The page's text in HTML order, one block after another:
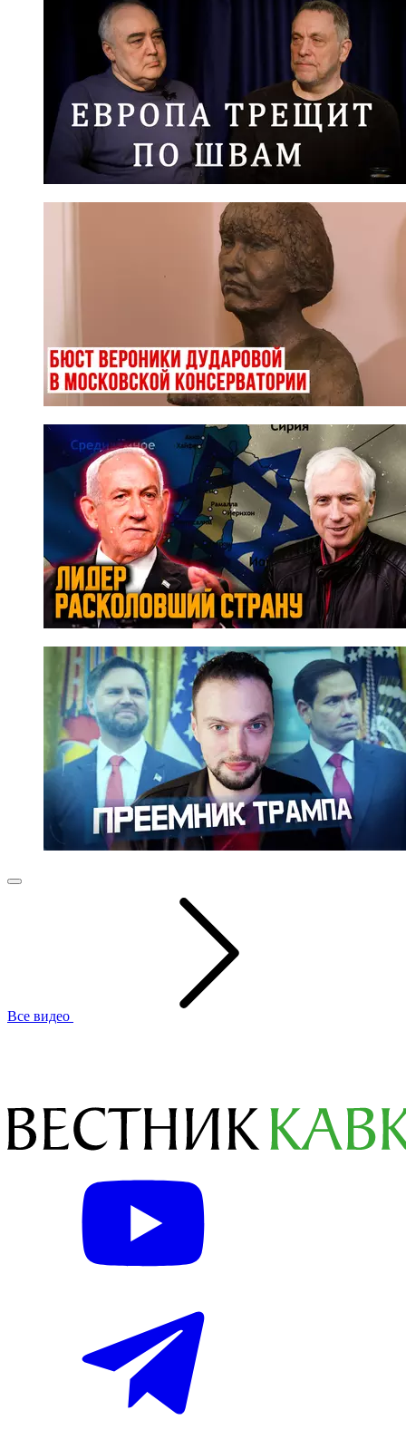
Все видео